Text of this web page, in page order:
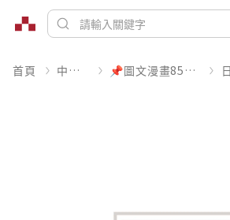
首頁 中文書 📌圖文漫畫85折起